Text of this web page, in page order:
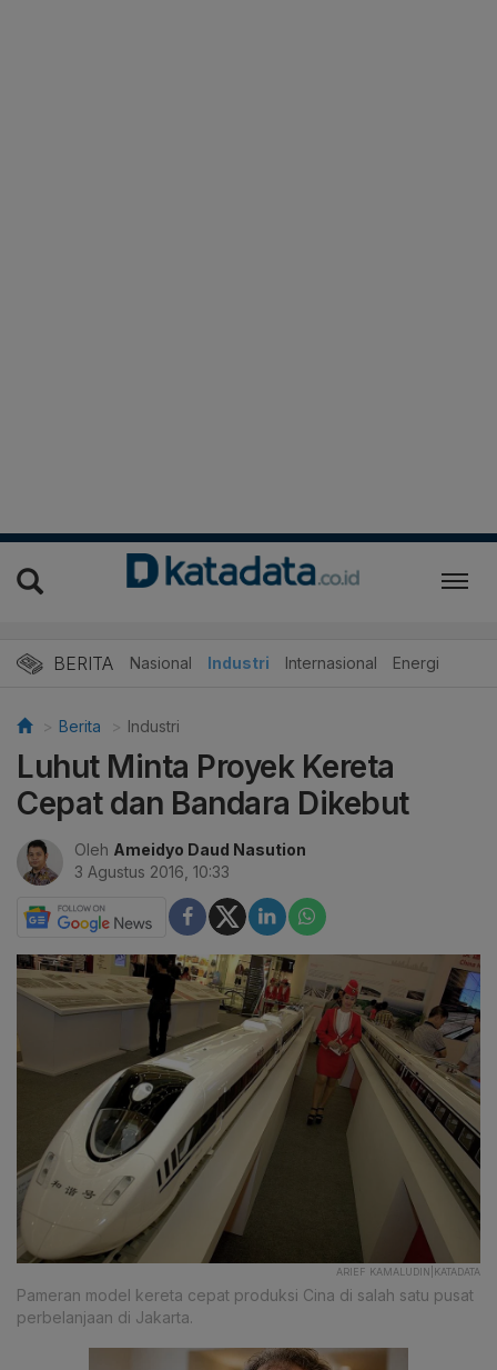
BERITA Nasional Industri Internasional Energi
Berita Industri
Luhut Minta Proyek Kereta
Cepat dan Bandara Dikebut
Oleh Ameidyo Daud Nasution
3 Agustus 2016, 10:33
ARIEF KAMALUDIN|KATADATA
Pameran model kereta cepat produksi Cina di salah satu pusat
perbelanjaan di Jakarta.